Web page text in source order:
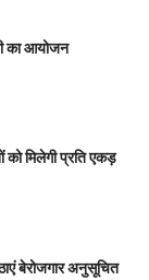
का आयोजन
मिलेगी प्रति एकड़
बेरोजगार अनुसूचित